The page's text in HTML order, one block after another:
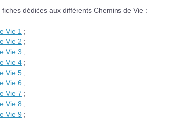
fiches dédiées aux différents Chemins de Vie :
Vie 1 ;
Vie 2 ;
Vie 3 ;
Vie 4 ;
Vie 5 ;
Vie 6 ;
Vie 7 ;
Vie 8 ;
Vie 9 ;